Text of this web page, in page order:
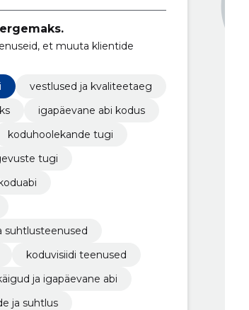
et muuta klientide
vestlused ja kvaliteetaeg
igapäevane abi kodus
koduhoolekande tugi
tugi
suhtlusteenused
koduvisiidi teenused
ja igapäevane abi
ja suhtlus